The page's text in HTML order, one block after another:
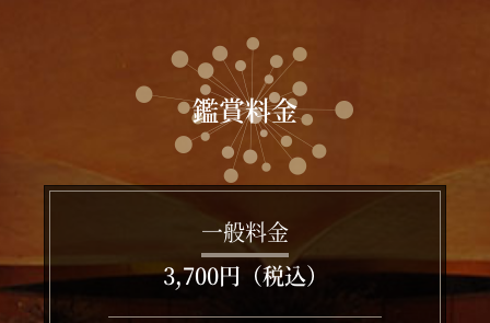
鑑賞料金
一般料金
3,700円（税込）